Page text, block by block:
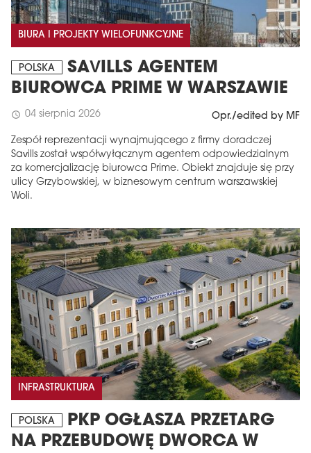
BIURA I PROJEKTY WIELOFUNKCYJNE
POLSKA
SAVILLS AGENTEM
BIUROWCA PRIME W WARSZAWIE
schedule 04 sierpnia 2026 Opr./edited by MF
Zespół reprezentacji wynajmującego z firmy doradczej
Savills został współwyłącznym agentem odpowiedzialnym
za komercjalizację biurowca Prime. Obiekt znajduje się przy
ulicy Grzybowskiej, w biznesowym centrum warszawskiej
Woli.
INFRASTRUKTURA
POLSKA
PKP OGŁASZA PRZETARG
NA PRZEBUDOWĘ DWORCA W